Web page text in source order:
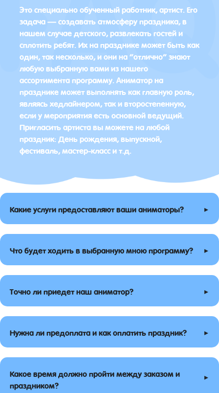
Это специально обученный работник, артист. Его
задача — создавать атмосферу праздника, в
нашем случае детского, развлекать гостей и
сплотить ребят. Их на празднике может быть как
один, так несколько, и они на “отлично” знают
любую выбранную вами из нашего
ассортимента программу. Аниматор на
празднике может выполнять как главную роль,
являясь хедлайнером, так и второстепенную,
если у мероприятия есть основной ведущий.
Пригласить артиста вы можете на любой
праздник: День рождения, выпускной,
фестиваль, мастер-класс и т.д.
Какие услуги предоставляют ваши аниматоры? ▸
Что будет ходить в выбранную мною программу? ▸
Точно ли приедет наш аниматор? ▸
Нужна ли предоплата и как оплатить праздник? ▸
Какое время должно пройти между заказом и
праздником?
▸